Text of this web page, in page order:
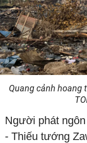
Quang cảnh hoang
Người phát
- Thiếu tướng